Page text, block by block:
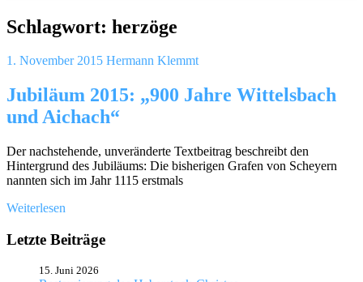
Schlagwort: herzöge
1. November 2015 Hermann Klemmt
Jubiläum 2015: „900 Jahre Wittelsbach
und Aichach“
Der nachstehende, unveränderte Textbeitrag beschreibt den
Hintergrund des Jubiläums: Die bisherigen Grafen von Scheyern
nannten sich im Jahr 1115 erstmals
Weiterlesen
Letzte Beiträge
15. Juni 2026